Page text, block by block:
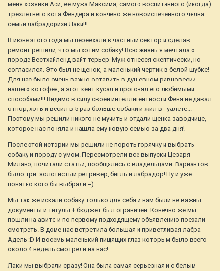
меня хозяйки Аси, ее мужа Максима, самого воспитанного (иногда)
трехлетнего кота Фендера и кончено же новоиспеченного челна
семьи лабрадорихи Лаки!!!
В июне этого года мы переехали в частный сектор и сделав
ремонт решили, что мы хотим собаку! Всю жизнь я мечтала о
породе Вестхайленд вайт терьер. Муж отнесся скептически, но
согласился. Это был не щенок, а маленький чертик в белой шубке!
Для нас было очень важно оставить в душевном равновесии
нашего котофея, а этот кент кусал и прогонял его любимыми
способами!!! Видимо в силу своей интеллигентности Феня не давал
отпор, хоть и весил в 5 раз больше собаки и жил в туалете...
Поэтому мы решили никого не мучить и отдали щенка заводчице,
которое нас поняла и нашла ему новую семью за два дня!
После этой истории мы решили не пороть горячку и выбрать
собаку и породу с умом. Пересмотрели все выпуски Цезаря
Милано, почитали статьи, пообщались с владельцами. Вариантов
было три: золотистый ретривер, бигль и лабрадор! Ну и уже
понятно кого бы выбрали =)
Мы так же искали собаку только для себя и нам были не важны
документы и титулы + бюджет был ограничен. Конечно же мы
пошли на авито и по первому подходящему объявлению поехали
смотреть. В доме нас встретила большая и приветливая лабра
Адель :D И восемь маленький пищящих глаз которым было всего
около 4 недель смотрели на нас!
Лаки мы выбрали сразу! Она была самая серьезная и с белым